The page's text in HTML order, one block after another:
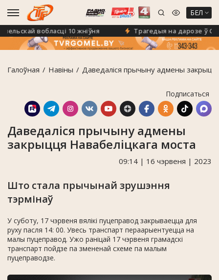
БЕЛ
вобласці 10 жніўня Трагедыя на дарозе ў
Галоўная Навiны Даведаліся прычыну адмены
Подписаться
Даведаліся прычыну адмены
закрыцця Навабеліцкага моста
09:14 | 16 чэрвеня | 2023
Што стала прычынай зрушэння
тэрмінаў
У суботу, 17 чэрвеня вялікі пуцеправод закрываецца для
руху пасля 14: 00. Увесь транспарт пераарыентуецца на
малы пуцеправод. Ужо раніцай 17 чэрвеня грамадскі
транспарт пойдзе па змененай схеме па малым
пуцеправодзе.